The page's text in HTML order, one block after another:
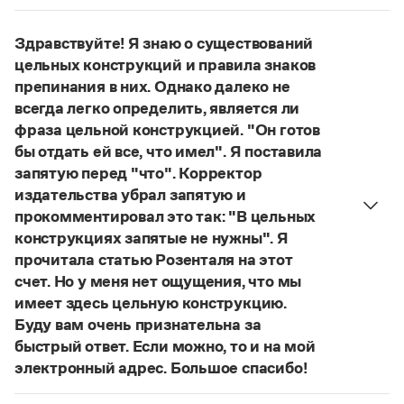
Словари русского языка как государственного
Справочники
Правила русской орфографии и пунктуации
Русский язык. Краткий теоретический курс
для школьников
Письмовник
Справочник по пунктуации
Словарь-справочник трудностей
Справочник по фразеологии
Азбучные истины
Словарь-справочник непростые слова
Все справочники портала
Журнал
Новости и события
Словарь методических терминов
Нет, не существует и не существовало. Это
Страница ответа
Здравствуйте! Я знаю о существований
цельных конструкций и правила знаков
препинания в них. Однако далеко не
всегда легко определить, является ли
фраза цельной конструкцией. "Он готов
бы отдать ей все, что имел". Я поставила
запятую перед "что". Корректор
издательства убрал запятую и
прокомментировал это так: "В цельных
конструкциях запятые не нужны". Я
прочитала статью Розенталя на этот
счет. Но у меня нет ощущения, что мы
имеет здесь цельную конструкцию.
Буду вам очень признательна за
быстрый ответ. Если можно, то и на мой
электронный адрес. Большое спасибо!
Действительно, в данном случае не приходится